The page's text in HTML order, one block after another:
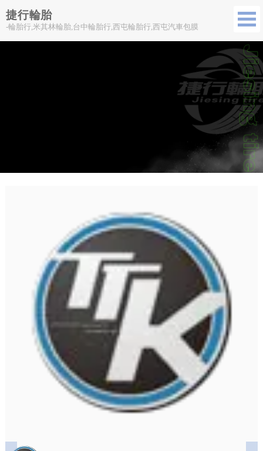
捷行輪胎
-輪胎行,米其林輪胎,台中輪胎行,西屯輪胎行,西屯汽車包膜